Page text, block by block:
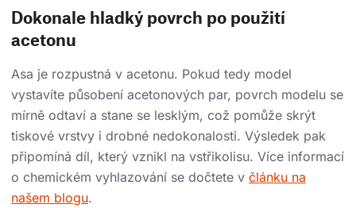
Dokonale hladký povrch po použití
acetonu
Asa je rozpustná v acetonu. Pokud tedy model
vystavíte působení acetonových par, povrch modelu se
mírně odtaví a stane se lesklým, což pomůže skrýt
tiskové vrstvy i drobné nedokonalosti. Výsledek pak
připomíná díl, který vznikl na vstřikolisu. Více informací
o chemickém vyhlazování se dočtete v článku na
našem blogu.